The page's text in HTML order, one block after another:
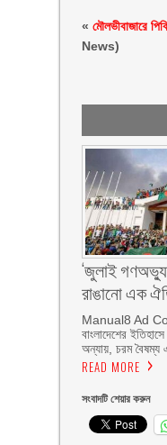
«মৌলভীবাজারে
News)
‘জুলাই
রাঙানো এক
Manual8 Ad
বাংলাদেশের
অন্যায়, চরম বৈষম্য
READ MORE
সংবাদটি শেয়ার করুন